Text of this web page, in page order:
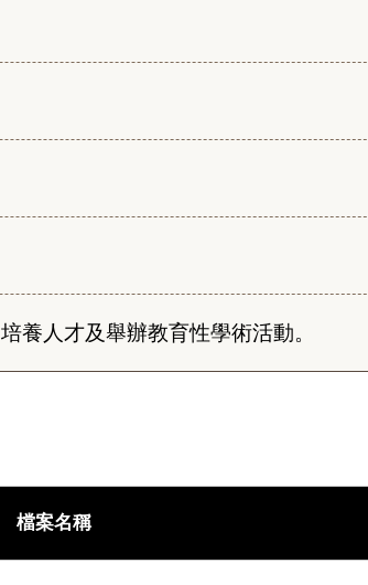
養人才及舉辦教育性學術活動。
檔案名稱